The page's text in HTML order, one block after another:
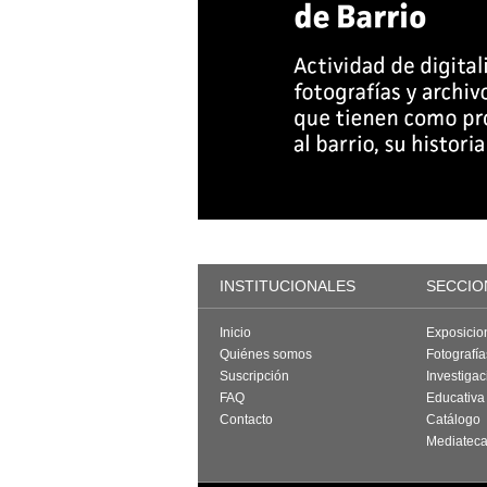
INSTITUCIONALES
Inicio
Quiénes somos
Suscripción
FAQ
Contacto
Educativa
Catálogo
Mediateca